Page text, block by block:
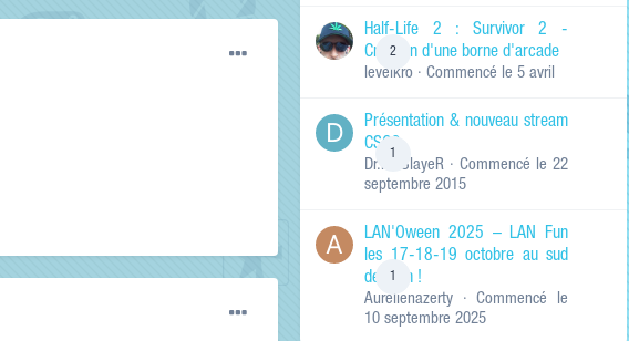
RECHERCHER LES
Titres et corps
Titres des
uniquement
2
Half-Life 2 : Survivor 2 -
Création d'une borne d'arcade
levelkro · Commencé le 5 avril
1
Présentation & nouveau stream
CSGO
Dr.KinSlayeR · Commencé le 22
septembre 2015
1
LAN'Oween 2025 – LAN Fun
les 17-18-19 octobre au sud
de Lyon !
Aurelienazerty · Commencé le
10 septembre 2025